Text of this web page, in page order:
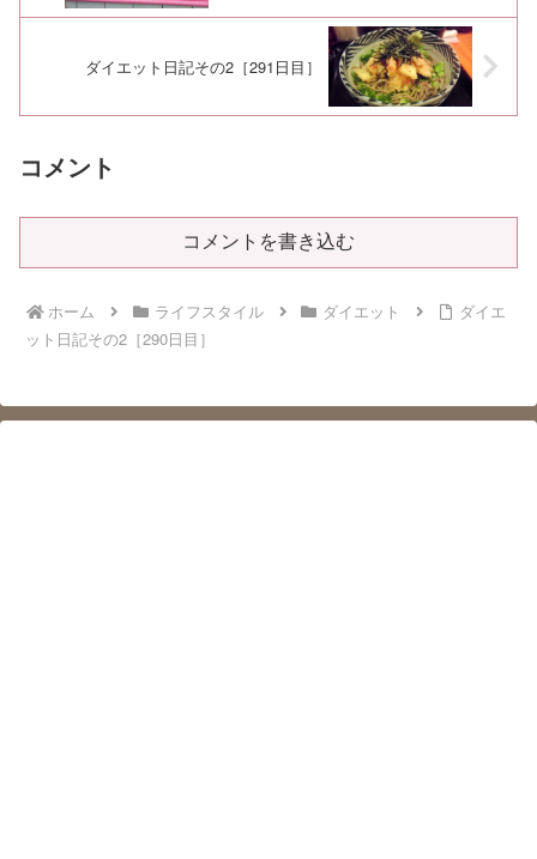
ダイエット日記その2［291日目］
コメント
コメントを書き込む
ホーム ライフスタイル ダイエット
ダイエ
ット日記その2［290日目］